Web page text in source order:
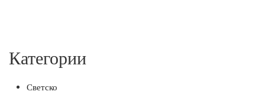
Категории
Светско